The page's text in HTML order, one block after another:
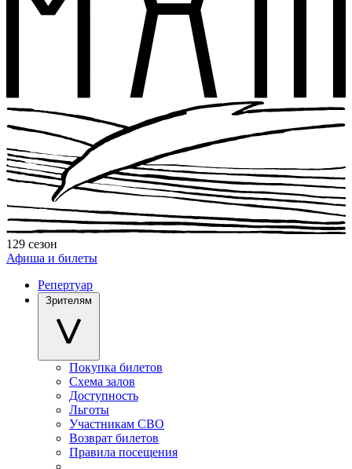
129 сезон
Афиша и билеты
Репертуар
Зрителям
Покупка билетов
Схема залов
Доступность
Льготы
Участникам СВО
Возврат билетов
Правила посещения